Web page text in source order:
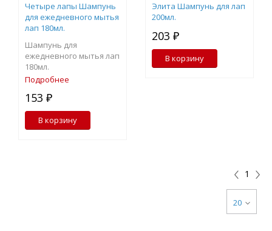
Четыре лапы Шампунь
для ежедневного мытья
лап 180мл.
Шампунь для
ежедневного мытья лап
180мл.
Подробнее
153 ₽
В корзину
Элита Шампунь для лап
200мл.
203 ₽
В корзину
1
20